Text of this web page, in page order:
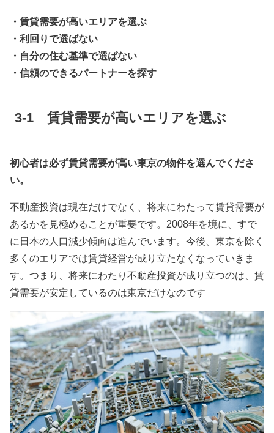
・賃貸需要が高いエリアを選ぶ
・利回りで選ばない
・自分の住む基準で選ばない
・信頼のできるパートナーを探す
3-1 賃貸需要が高いエリアを選ぶ
初心者は必ず賃貸需要が高い東京の物件を選んでくださ
い。
不動産投資は現在だけでなく、将来にわたって賃貸需要が
あるかを見極めることが重要です。2008年を境に、すで
に日本の人口減少傾向は進んでいます。今後、東京を除く
多くのエリアでは賃貸経営が成り立たなくなっていきま
す。つまり、将来にわたり不動産投資が成り立つのは、賃
貸需要が安定しているのは東京だけなのです